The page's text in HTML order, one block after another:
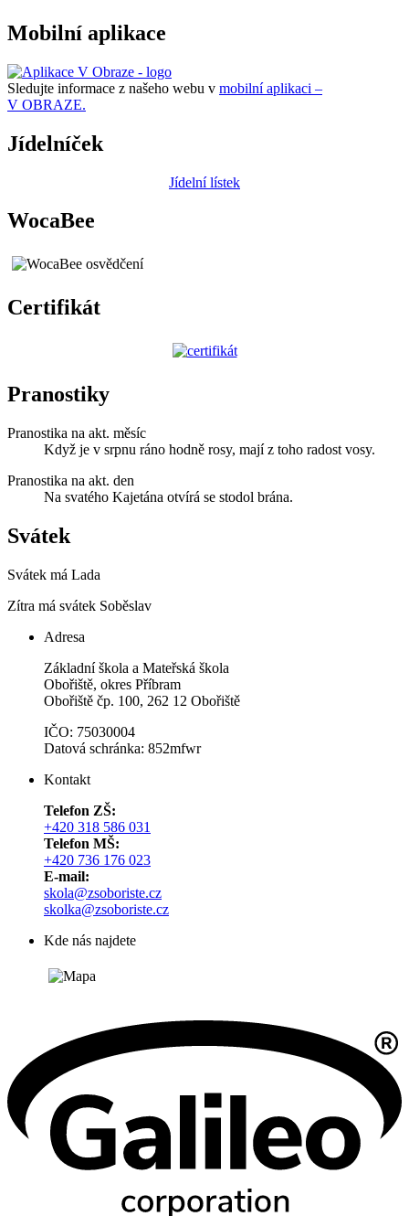
Mobilní aplikace
Sledujte informace z našeho webu v mobilní aplikaci –
V OBRAZE.
Jídelníček
Jídelní lístek
WocaBee
Certifikát
Pranostiky
Pranostika na akt. měsíc
Když je v srpnu ráno hodně rosy, mají z toho radost vosy.
Pranostika na akt. den
Na svatého Kajetána otvírá se stodol brána.
Svátek
Svátek má Lada
Zítra má svátek Soběslav
Adresa
Základní škola a Mateřská škola
Obořiště, okres Příbram
Obořiště čp. 100, 262 12 Obořiště
IČO: 75030004
Datová schránka: 852mfwr
Kontakt
Telefon ZŠ:
+420 318 586 031
Telefon MŠ:
+420 736 176 023
E-mail:
skola@zsoboriste.cz
skolka@zsoboriste.cz
Kde nás najdete